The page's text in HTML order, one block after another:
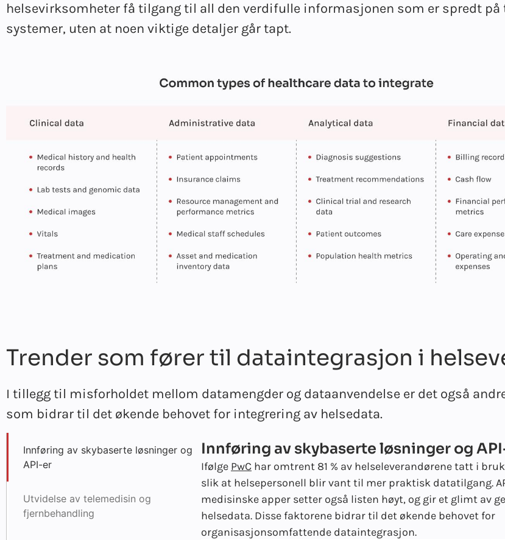
helsevirksomheter få tilgang til all den verdifulle informasjonen som er spredt på
systemer, uten at noen viktige detaljer går tapt.
Trender som fører til dataintegrasjon i
I tillegg til misforholdet mellom datamengder og dataanvendelse er det også
som bidrar til det økende behovet for integrering av helsedata.
Innføring av skybaserte løsninger og
API-er
Utvidelse av telemedisin og
fjernbehandling
Innføring av skybaserte løsninger og
Ifølge PwC har omtrent 81 % av helseleverandørene tatt i
slik at helsepersonell blir vant til mer praktisk datatilgang.
medisinske apper setter også listen høyt, og gir et glimt av
helsedata. Disse faktorene bidrar til det økende behovet for
organisasjonsomfattende dataintegrasjon.